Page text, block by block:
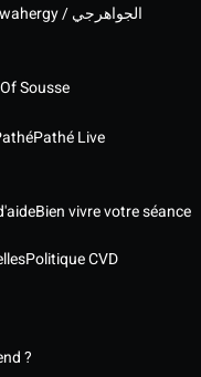
El Gawahergy / الجواهرجي
Sousse
Pathé Live
Bien vivre votre séance
Politique CVD
?